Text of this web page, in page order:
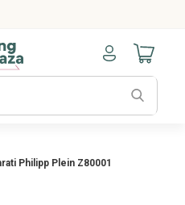
Naar
Philipp Plein Z80001